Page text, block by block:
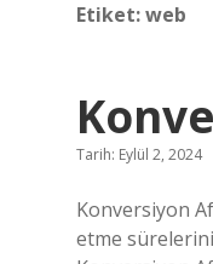
Etiket:web
Tarih: Eylül 2, 2024
Konversiyon
etme